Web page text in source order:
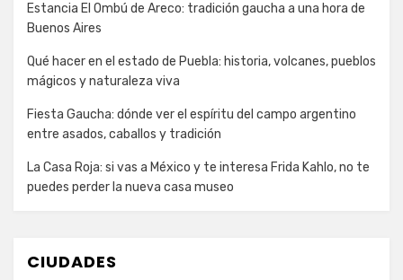
Estancia El Ombú de Areco: tradición gaucha a una hora de
Buenos Aires
Qué hacer en el estado de Puebla: historia, volcanes, pueblos
mágicos y naturaleza viva
Fiesta Gaucha: dónde ver el espíritu del campo argentino
entre asados, caballos y tradición
La Casa Roja: si vas a México y te interesa Frida Kahlo, no te
puedes perder la nueva casa museo
CIUDADES